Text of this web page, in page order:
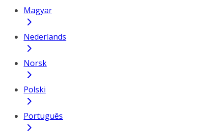
Magyar
Nederlands
Norsk
Polski
Português